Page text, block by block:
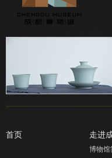
首页 走进
博物馆